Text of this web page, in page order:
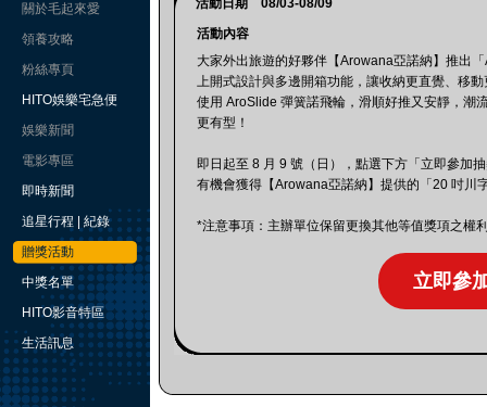
關於毛起來愛
領養攻略
粉絲專頁
HITO娛樂宅急便
娛樂新聞
電影專區
即時新聞
追星行程 | 紀錄
贈獎活動
中獎名單
HITO影音特區
生活訊息
活動日期 08/03-08/09
活動內容
大家外出旅遊的好夥伴【Arowana亞諾納】推出
上開式設計與多邊開箱功能，讓收納更直覺、移動
使用 AroSlide 彈簧諾飛輪，滑順好推又安靜，潮
更有型！
即日起至 8 月 9 號（日），點選下方「立即參加
有機會獲得【Arowana亞諾納】提供的「20 吋川
*注意事項：主辦單位保留更換其他等值獎項之權
立即參